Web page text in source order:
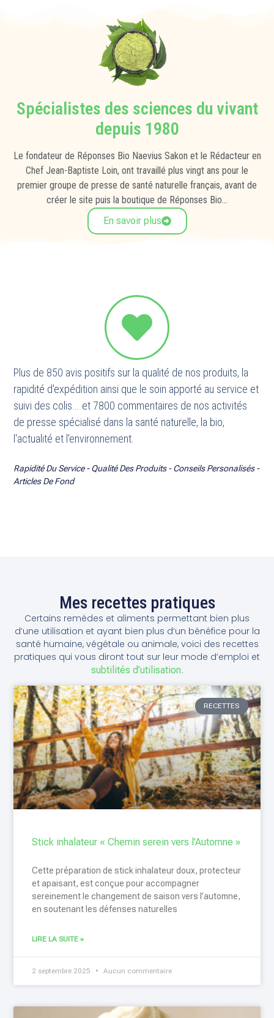
Spécialistes des sciences du vivant
depuis 1980
Le fondateur de Réponses Bio Naevius Sakon et le Rédacteur en
Chef Jean-Baptiste Loin, ont travaillé plus vingt ans pour le
premier groupe de presse de santé naturelle français, avant de
créer le site puis la boutique de Réponses Bio...
En savoir plus
Plus de 850 avis positifs sur la qualité de nos produits, la
rapidité d'expédition ainsi que le soin apporté au service et
suivi des colis... et 7800 commentaires de nos activités
de presse spécialisé dans la santé naturelle, la bio,
l'actualité et l'environnement.
Rapidité Du Service - Qualité Des Produits - Conseils Personalisés -
Articles De Fond
Mes recettes pratiques
Certains remèdes et aliments permettant bien plus
d’une utilisation et ayant bien plus d’un bénéfice pour la
santé humaine, végétale ou animale, voici des recettes
pratiques qui vous diront tout sur leur mode d’emploi et
subtilités d’utilisation.
RECETTES
Stick inhalateur « Chemin serein vers l’Automne »
Cette préparation de stick inhalateur doux, protecteur
et apaisant, est conçue pour accompagner
sereinement le changement de saison vers l’automne,
en soutenant les défenses naturelles
LIRE LA SUITE »
2 septembre 2025 Aucun commentaire